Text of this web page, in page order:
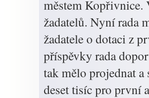
městem
žadatelů. Nyní rada
žadatele o dotaci z
příspěvky rada
tak mělo projednat
deset tisíc pro první